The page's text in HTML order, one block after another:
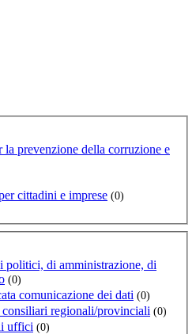
la prevenzione della corruzione e
cittadini e imprese (0)
politici, di amministrazione, di
(0)
comunicazione dei dati (0)
regionali/provinciali (0)
uffici (0)